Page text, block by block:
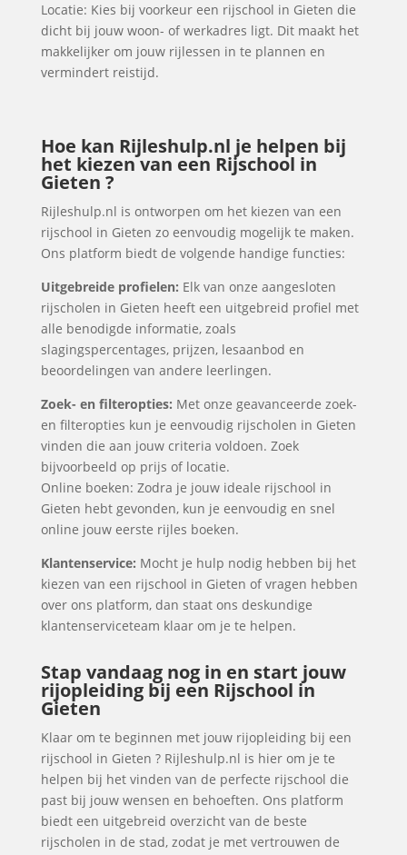
Locatie: Kies bij voorkeur een rijschool in Gieten die
dicht bij jouw woon- of werkadres ligt. Dit maakt het
makkelijker om jouw rijlessen in te plannen en
vermindert reistijd.
Hoe kan Rijleshulp.nl je helpen bij
het kiezen van een Rijschool in
Gieten ?
Rijleshulp.nl is ontworpen om het kiezen van een
rijschool in Gieten zo eenvoudig mogelijk te maken.
Ons platform biedt de volgende handige functies:
Uitgebreide profielen: Elk van onze aangesloten
rijscholen in Gieten heeft een uitgebreid profiel met
alle benodigde informatie, zoals
slagingspercentages, prijzen, lesaanbod en
beoordelingen van andere leerlingen.
Zoek- en filteropties: Met onze geavanceerde zoek-
en filteropties kun je eenvoudig rijscholen in Gieten
vinden die aan jouw criteria voldoen. Zoek
bijvoorbeeld op prijs of locatie.
Online boeken: Zodra je jouw ideale rijschool in
Gieten hebt gevonden, kun je eenvoudig en snel
online jouw eerste rijles boeken.
Klantenservice: Mocht je hulp nodig hebben bij het
kiezen van een rijschool in Gieten of vragen hebben
over ons platform, dan staat ons deskundige
klantenserviceteam klaar om je te helpen.
Stap vandaag nog in en start jouw
rijopleiding bij een Rijschool in
Gieten
Klaar om te beginnen met jouw rijopleiding bij een
rijschool in Gieten ? Rijleshulp.nl is hier om je te
helpen bij het vinden van de perfecte rijschool die
past bij jouw wensen en behoeften. Ons platform
biedt een uitgebreid overzicht van de beste
rijscholen in de stad, zodat je met vertrouwen de